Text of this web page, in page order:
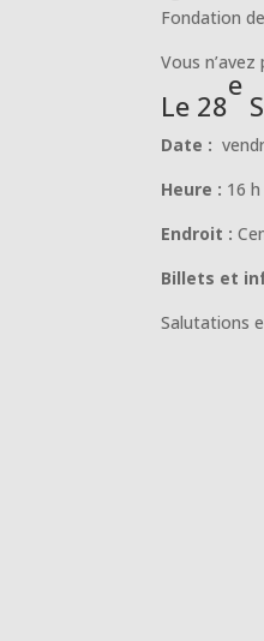
Fondation
Vous
Le 28
e
Date :
Heure : 16
Endroit :
Billets et
Salutations